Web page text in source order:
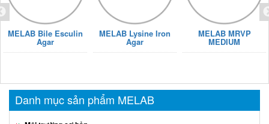
MELAB Bile Esculin
Agar
MELAB Lysine Iron
Agar
MELAB MRVP
MEDIUM
Danh mục sản phẩm MELAB